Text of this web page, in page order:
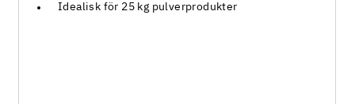
Idealisk för 25 kg pulverprodukter